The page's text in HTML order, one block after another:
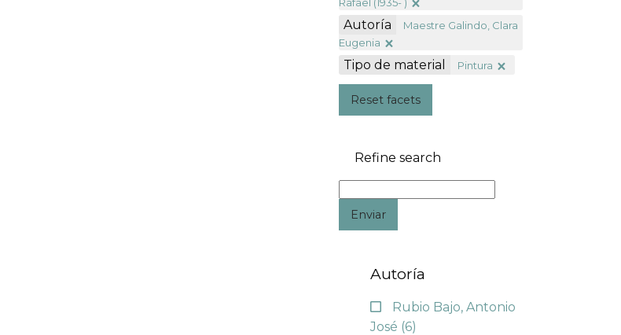
Autoría
Maestre Galindo, Clara
Eugenia
Tipo de material Pintura
Reset facets
Refine search
Enviar
Autoría
Rubio Bajo, Antonio
José (6)